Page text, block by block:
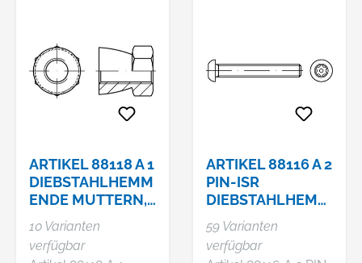
ARTIKEL 88118 A 1
DIEBSTAHLHEMM
ENDE MUTTERN,
„ABREISSMUTTERN
“
10 Varianten
verfügbar
ARTIKEL 88116 A 2
PIN-ISR
DIEBSTAHLHEMM
ENDE
SCHRAUBEN M.
FLACHKOPF ISO
59 Varianten
verfügbar